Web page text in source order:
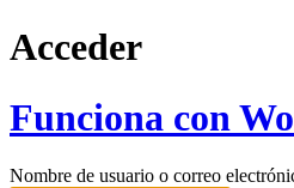
Acceder
Funciona con
Nombre de usuario o correo